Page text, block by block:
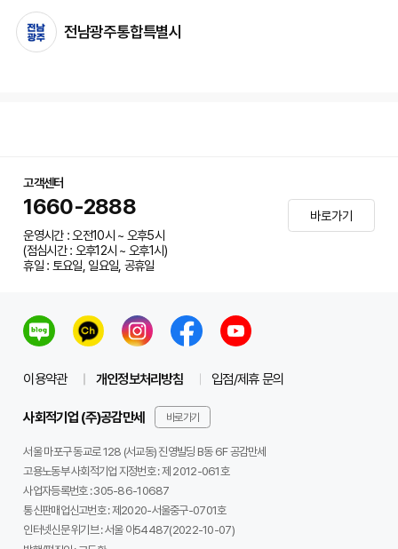
전남광주통합특별시
고객센터
1660-2888
운영시간 : 오전10시 ~ 오후5시
(점심시간 : 오후12시 ~ 오후1시)
휴일 : 토요일, 일요일, 공휴일
바로가기
이용약관 개인정보처리방침 입점/제휴 문의
사회적기업 (주)공감만세 바로가기
서울 마포구 동교로 128 (서교동) 진영빌딩 B동 6F 공감만세
고용노동부 사회적기업 지정번호 : 제 2012-061호
사업자등록번호 :305-86-10687
통신판매업신고번호 :제2020-서울중구-0701호
인터넷신문 위기브 :서울 아54487(2022-10-07)